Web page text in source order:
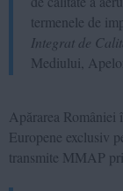
termenele de
Integrat de
Mediului,
Apărarea
Europene exclusiv
transmite MMAP